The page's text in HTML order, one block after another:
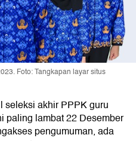
Foto: Tangkapan layar situs
seleksi akhir PPPK guru
paling lambat 22 Desember
pengumuman, ada